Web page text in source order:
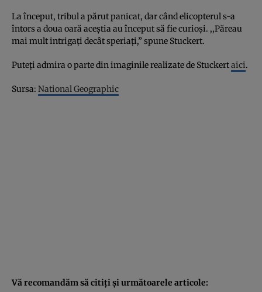
La început, tribul a părut panicat, dar când elicopterul s-a
întors a doua oară aceştia au început să fie curioşi. ,,Păreau
mai mult intrigaţi decât speriaţi,” spune Stuckert.
Puteţi admira o parte din imaginile realizate de Stuckertaici.
Sursa: National Geographic
Vă recomandăm să citiţi şi următoarele articole: